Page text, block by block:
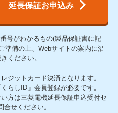
延長保証お申込み
号がわかるもの(製品保証書に記
準備の上、Webサイトの案内に沿
ください。
ジットカード決済となります。
らしID」会員登録が必要です。
方は三菱電機延長保証申込受付セ
合せください。